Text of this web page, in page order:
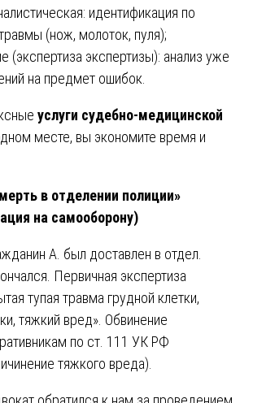
идентификация по
(нож, молоток, пуля);
(экспертиза экспертизы): анализ уже
на предмет ошибок.
услуги судебно-медицинской
месте, вы экономите время и
в отделении полиции»
на самооборону)
А. был доставлен в отдел.
Первичная экспертиза
тупая травма грудной клетки,
тяжкий вред». Обвинение
по ст. 111 УК РФ
тяжкого вреда).